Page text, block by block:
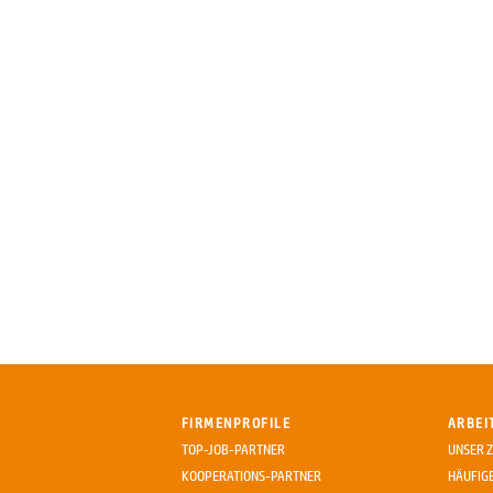
FIRMENPROFILE
TOP-JOB-PARTNER
KOOPERATIONS-PARTNER
UNSER